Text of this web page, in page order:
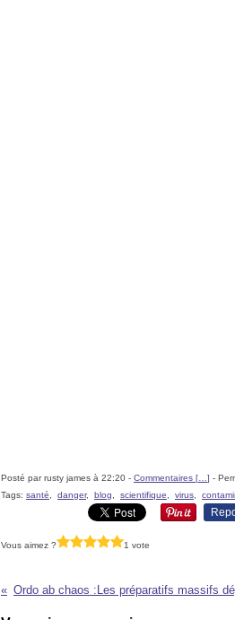
Posté par rusty james à 22:20 - Commentaires [ ] -
Tags: santé danger, blog scientifique virus
Vous aimez ? 1 vote